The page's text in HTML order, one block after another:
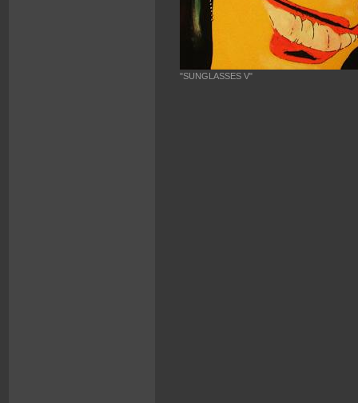
"SUNGLASSES V"